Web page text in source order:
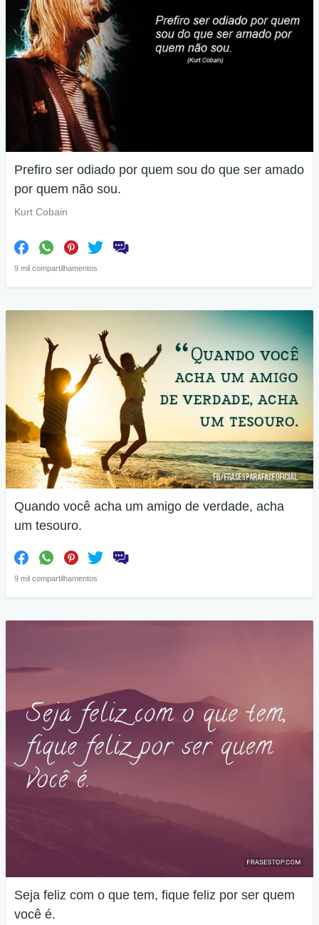
Prefiro ser odiado por quem sou do que ser amado
por quem não sou.
Kurt Cobain
9 mil compartilhamentos
Quando você acha um amigo de verdade, acha
um tesouro.
9 mil compartilhamentos
Seja feliz com o que tem, fique feliz por ser quem
você é.